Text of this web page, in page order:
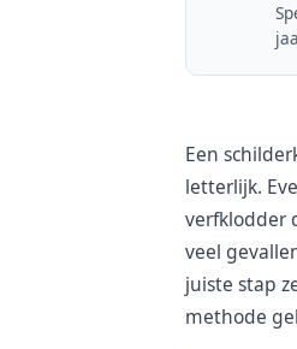
Een
letterlijk.
verfklodder
veel
juiste stap
methode